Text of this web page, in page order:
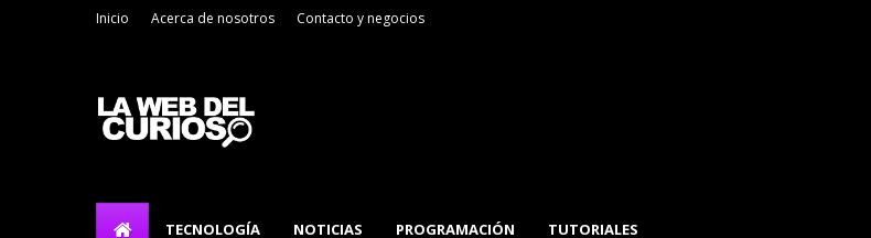
Inicio Acerca de nosotros Contacto y negocios
TECNOLOGÍA NOTICIAS PROGRAMACIÓN TUTORIALES